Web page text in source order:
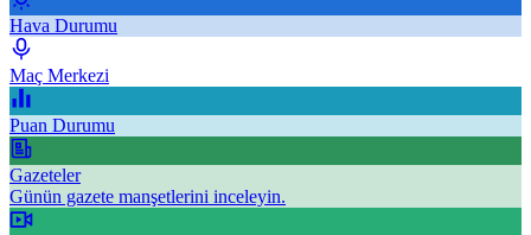
Hava Durumu
Maç Merkezi
Puan Durumu
Gazeteler
Günün gazete manşetlerini inceleyin.